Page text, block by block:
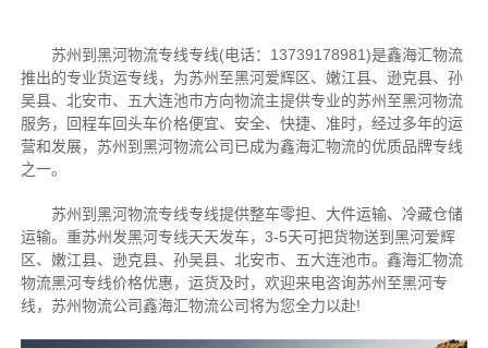
苏州到黑河物流专线专线(电话：13739178981)是鑫海汇物流
推出的专业货运专线，为苏州至黑河爱辉区、嫩江县、逊克县、孙
吴县、北安市、五大连池市方向物流主提供专业的苏州至黑河物流
服务，回程车回头车价格便宜、安全、快捷、准时，经过多年的运
营和发展，苏州到黑河物流公司已成为鑫海汇物流的优质品牌专线
之一。
苏州到黑河物流专线专线提供整车零担、大件运输、冷藏仓储
运输。重苏州发黑河专线天天发车，3-5天可把货物送到黑河爱辉
区、嫩江县、逊克县、孙吴县、北安市、五大连池市。 鑫海汇物流
物流黑河专线价格优惠，运货及时，欢迎来电咨询苏州至黑河专
线，苏州物流公司鑫海汇物流公司将为您全力以赴!